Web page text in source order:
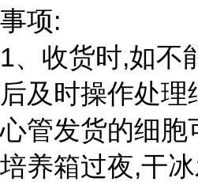
事项:
1、收货时,如不
后及时操作处理
心管发货的细胞
培养箱过夜,干